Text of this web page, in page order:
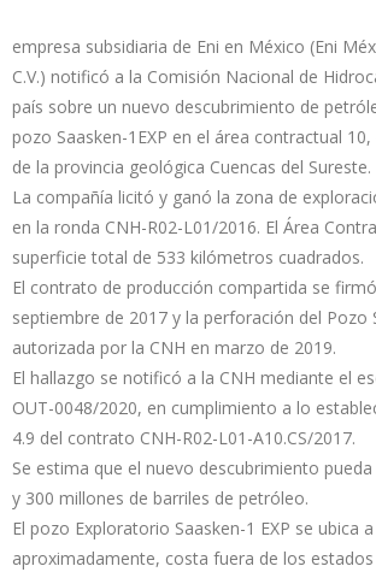
empresa subsidiaria de Eni en México (Eni
C.V.) notificó a la Comisión Nacional de
país sobre un nuevo descubrimiento de
pozo Saasken-1EXP en el área contractual
de la provincia geológica Cuencas del Sureste.
La compañía licitó y ganó la zona de
en la ronda CNH-R02-L01/2016. El Área
superficie total de 533 kilómetros cuadrados.
El contrato de producción compartida se
septiembre de 2017 y la perforación del Pozo
autorizada por la CNH en marzo de 2019.
El hallazgo se notificó a la CNH mediante el
OUT-0048/2020, en cumplimiento a lo
4.9 del contrato CNH-R02-L01-A10.CS/2017.
Se estima que el nuevo descubrimiento
y 300 millones de barriles de petróleo.
El pozo Exploratorio Saasken-1 EXP se ubica
aproximadamente, costa fuera de los estados